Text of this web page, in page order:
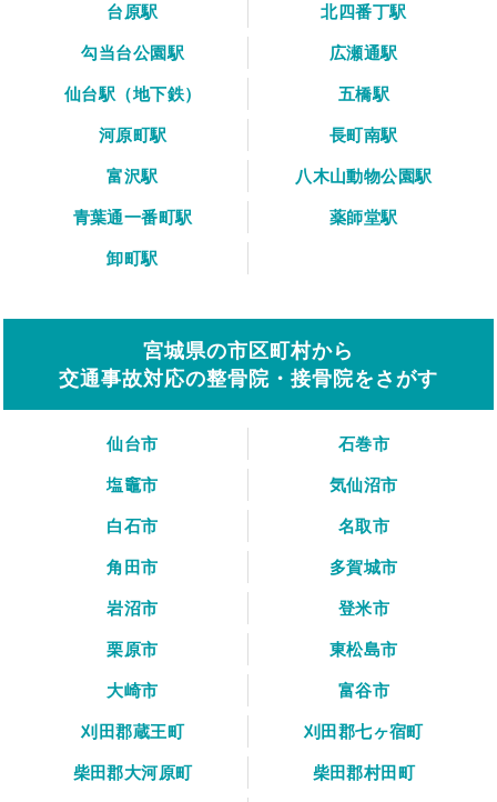
台原駅
北四番丁駅
勾当台公園駅
広瀬通駅
仙台駅（地下鉄）
五橋駅
河原町駅
長町南駅
富沢駅
八木山動物公園駅
青葉通一番町駅
薬師堂駅
卸町駅
宮城県の市区町村から
交通事故対応の整骨院・接骨院をさがす
仙台市
石巻市
塩竈市
気仙沼市
白石市
名取市
角田市
多賀城市
岩沼市
登米市
栗原市
東松島市
大崎市
富谷市
刈田郡蔵王町
刈田郡七ヶ宿町
柴田郡大河原町
柴田郡村田町